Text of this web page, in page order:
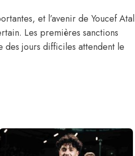
et l’avenir de Youcef Atal
Les premières sanctions
jours difficiles attendent le